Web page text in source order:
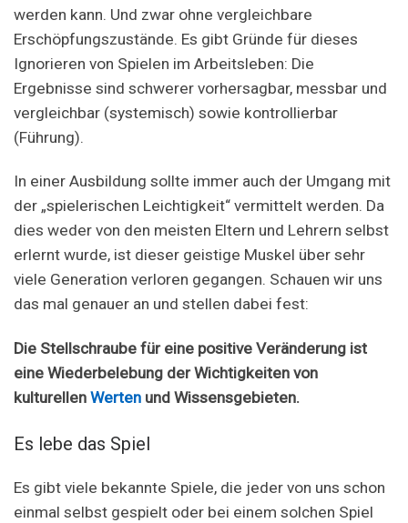
werden kann. Und zwar ohne vergleichbare
Erschöpfungszustände. Es gibt Gründe für dieses
Ignorieren von Spielen im Arbeitsleben: Die
Ergebnisse sind schwerer vorhersagbar, messbar und
vergleichbar (systemisch) sowie kontrollierbar
(Führung).
In einer Ausbildung sollte immer auch der Umgang mit
der „spielerischen Leichtigkeit“ vermittelt werden. Da
dies weder von den meisten Eltern und Lehrern selbst
erlernt wurde, ist dieser geistige Muskel über sehr
viele Generation verloren gegangen. Schauen wir uns
das mal genauer an und stellen dabei fest:
Die Stellschraube für eine positive Veränderung ist
eine Wiederbelebung der Wichtigkeiten von
kulturellen Werten und Wissensgebieten.
Es lebe das Spiel
Es gibt viele bekannte Spiele, die jeder von uns schon
einmal selbst gespielt oder bei einem solchen Spiel